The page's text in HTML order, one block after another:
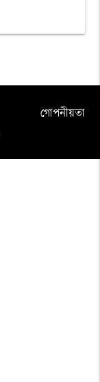
গোপনীয়তা